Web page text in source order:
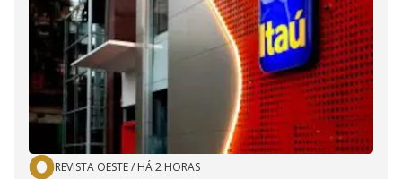
REVISTA OESTE/ HÁ 2 HORAS